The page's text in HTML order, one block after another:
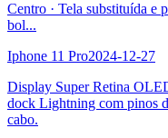
Centro · Tela substituída e
bol...
Iphone 11 Pro2024-12-27
Display Super Retina
dock Lightning com pinos
cabo.